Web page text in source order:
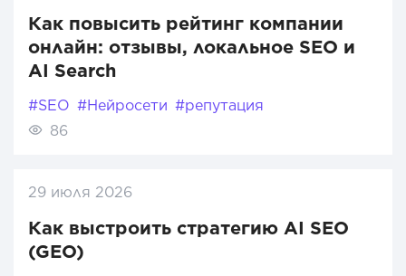
Как повысить рейтинг компании
онлайн: отзывы, локальное SEO и
AI Search
#SEO #Нейросети #репутация
86
29 июля 2026
Как выстроить стратегию AI SEO
(GEO)